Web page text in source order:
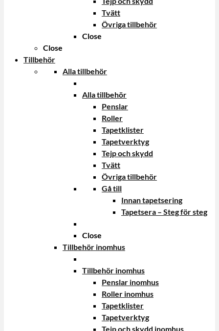
Tvätt
Övriga tillbehör
Close
Close
Tillbehör
Alla tillbehör
Alla tillbehör
Penslar
Roller
Tapetklister
Tapetverktyg
Tejp och skydd
Tvätt
Övriga tillbehör
Gå till
Innan tapetsering
Tapetsera – Steg för steg
Close
Tillbehör inomhus
Tillbehör inomhus
Penslar inomhus
Roller inomhus
Tapetklister
Tapetverktyg
Tejp och skydd inomhus